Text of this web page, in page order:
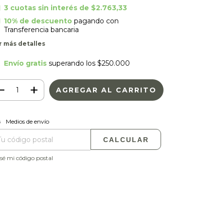
3 cuotas sin interés de $2.763,33
10% de descuento pagando con
Transferencia bancaria
más detalles
Envío gratis superando los $250.000
para el CP:
Medios de envío
CALCULAR
mi código postal